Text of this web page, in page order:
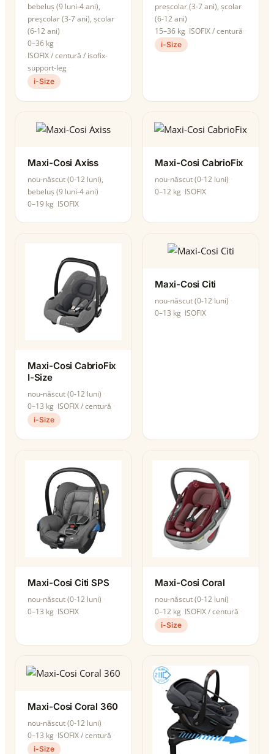
bebeluș (9 luni-4 ani),
preșcolar (3-7 ani), școlar
(6-12 ani)
0–36 kg
ISOFIX / centură / isofix-
support-leg
i-Size
preșcolar (3-7 ani), școlar
(6-12 ani)
15–36 kg ISOFIX / centură
i-Size
Maxi-Cosi Axiss
nou-născut (0-12 luni),
bebeluș (9 luni-4 ani)
0–19 kg ISOFIX
Maxi-Cosi CabrioFix
nou-născut (0-12 luni)
0–12 kg ISOFIX
Maxi-Cosi CabrioFix
I-Size
nou-născut (0-12 luni)
0–13 kg ISOFIX / centură
i-Size
Maxi-Cosi Citi
nou-născut (0-12 luni)
0–13 kg ISOFIX
Maxi-Cosi Citi SPS
nou-născut (0-12 luni)
0–13 kg ISOFIX
Maxi-Cosi Coral
nou-născut (0-12 luni)
0–12 kg ISOFIX / centură
i-Size
Maxi-Cosi Coral 360
nou-născut (0-12 luni)
0–13 kg ISOFIX / centură
i-Size